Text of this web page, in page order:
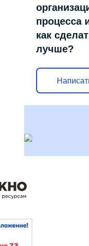
процесса
как
лучше?